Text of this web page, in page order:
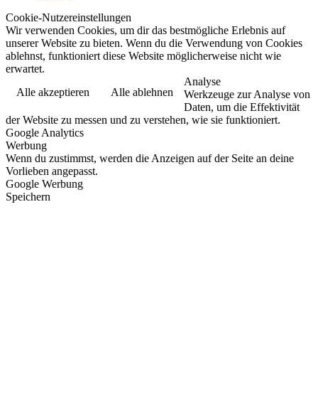
Cookie-Nutzereinstellungen
Wir verwenden Cookies, um dir das bestmögliche Erlebnis auf
unserer Website zu bieten. Wenn du die Verwendung von Cookies
ablehnst, funktioniert diese Website möglicherweise nicht wie
erwartet.
Alle akzeptieren
Alle ablehnen
Analyse
Werkzeuge zur Analyse von
Daten, um die Effektivität
der Website zu messen und zu verstehen, wie sie funktioniert.
Google Analytics
Werbung
Wenn du zustimmst, werden die Anzeigen auf der Seite an deine
Vorlieben angepasst.
Google Werbung
Speichern